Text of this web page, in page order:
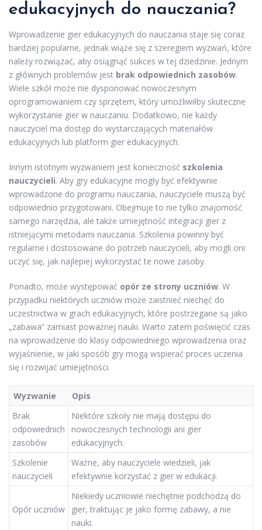
edukacyjnych do nauczania?
Wprowadzenie gier edukacyjnych do nauczania staje się coraz
bardziej popularne, jednak wiąże się z szeregiem wyzwań, które
należy rozwiązać, aby osiągnąć sukces w tej dziedzinie. Jednym
z głównych problemów jest brak odpowiednich zasobów.
Wiele szkół może nie dysponować nowoczesnym
oprogramowaniem czy sprzętem, który umożliwiłby skuteczne
wykorzystanie gier w nauczaniu. Dodatkowo, nie każdy
nauczyciel ma dostęp do wystarczających materiałów
edukacyjnych lub platform gier edukacyjnych.
Innym istotnym wyzwaniem jest konieczność szkolenia
nauczycieli. Aby gry edukacyjne mogły być efektywnie
wprowadzone do programu nauczania, nauczyciele muszą być
odpowiednio przygotowani. Obejmuje to nie tylko znajomość
samego narzędzia, ale także umiejętność integracji gier z
istniejącymi metodami nauczania. Szkolenia powinny być
regularne i dostosowane do potrzeb nauczycieli, aby mogli oni
uczyć się, jak najlepiej wykorzystać te nowe zasoby.
Ponadto, może występować opór ze strony uczniów. W
przypadku niektórych uczniów może zaistnieć niechęć do
uczestnictwa w grach edukacyjnych, które postrzegane są jako
„zabawa” zamiast poważnej nauki. Warto zatem poświęcić czas
na wprowadzenie do klasy odpowiedniego wprowadzenia oraz
wyjaśnienie, w jaki sposób gry mogą wspierać proces uczenia
się i rozwijać umiejętności.
Wyzwanie
Opis
Brak
odpowiednich
zasobów
Niektóre szkoły nie mają dostępu do
nowoczesnych technologii ani gier
edukacyjnych.
Szkolenie
nauczycieli
Ważne, aby nauczyciele wiedzieli, jak
efektywnie korzystać z gier w edukacji.
Opór uczniów
Niekiedy uczniowie niechętnie podchodzą do
gier, traktując je jako formę zabawy, a nie
nauki.